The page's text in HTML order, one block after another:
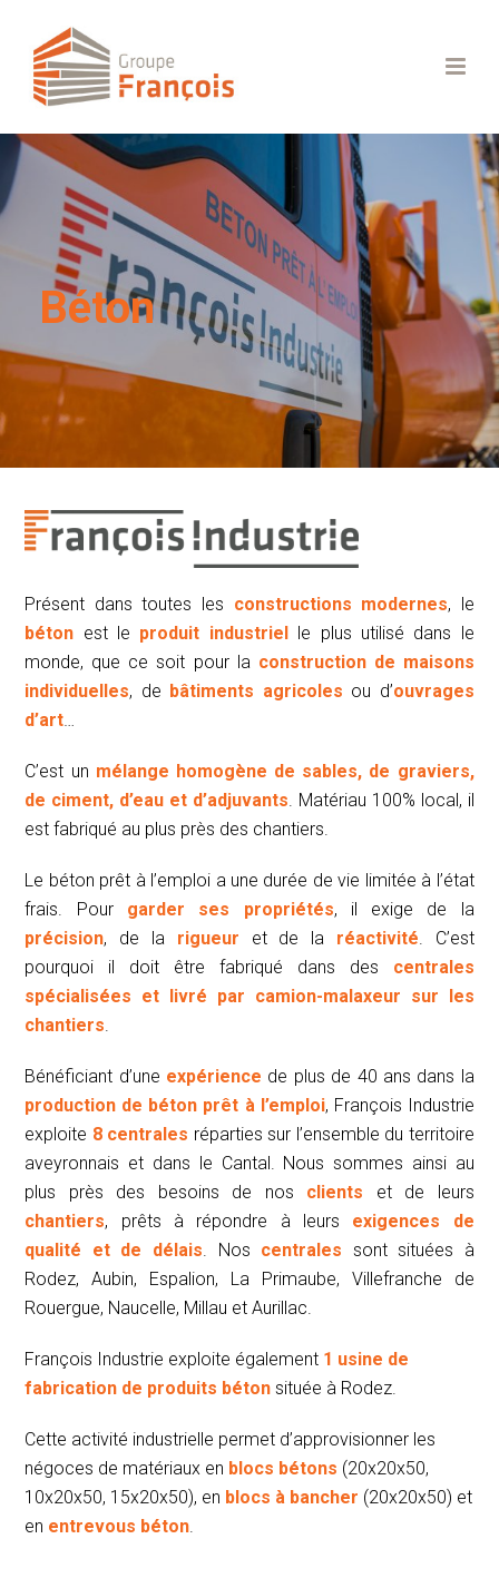
Béton
Présent dans toutes les constructions modernes, le
béton est le produit industrielle plus utilisé dans le
monde, que ce soit pour la construction de maisons
individuelles, de bâtiments agricoles ou d’ouvrages
d’art
C’est un mélange homogène de sables, de graviers,
de ciment, d’eau et d’adjuvants . Matériau 100% local, il
est fabriqué au plus près des chantiers.
Le béton prêt à l’emploi a une durée de vie limitée à l’état
frais. Pour garder ses propriétés, il exige de la
précision, de la rigueur et de la réactivité . C’est
pourquoi il doit être fabriqué dans des centrales
spécialisées et livré par camion-malaxeur sur les
chantiers
Bénéficiant d’une expérience de plus de 40 ans dans la
production de béton prêt à l’emploi, François Industrie
exploite 8 centrales réparties sur l’ensemble du territoire
aveyronnais et dans le Cantal. Nous sommes ainsi au
plus près des besoins de nos clients et de leurs
chantiers, prêts à répondre à leurs exigences de
qualité et de délais . Nos centrales sont situées à
Rodez, Aubin, Espalion, La Primaube, Villefranche de
Rouergue, Naucelle, Millau et Aurillac.
François Industrie exploite également 1 usine de
fabrication de produits béton située à Rodez.
Cette activité industrielle permet d’approvisionner les
négoces de matériaux en blocs bétons (20x20x50,
10x20x50, 15x20x50), en blocs à bancher (20x20x50) et
en entrevous béton